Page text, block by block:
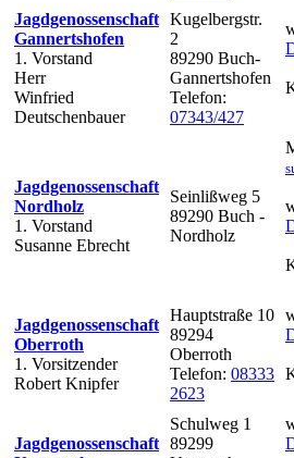
Jagdgenossenschaft
Gannertshofen
1. Vorstand
Herr
Winfried
Deutschenbauer
Kugelbergstr.
2
89290 Buch-
Gannertshofen
Telefon:
07343/427
Jagdgenossenschaft
Nordholz
1. Vorstand
Susanne Ebrecht
Seinlißweg 5
89290 Buch -
Nordholz
Jagdgenossenschaft
Oberroth
1. Vorsitzender
Robert Knipfer
Hauptstraße 10
89294
Oberroth
Telefon: 08333
2623
Jagdgenossenschaft
Schulweg 1
89299